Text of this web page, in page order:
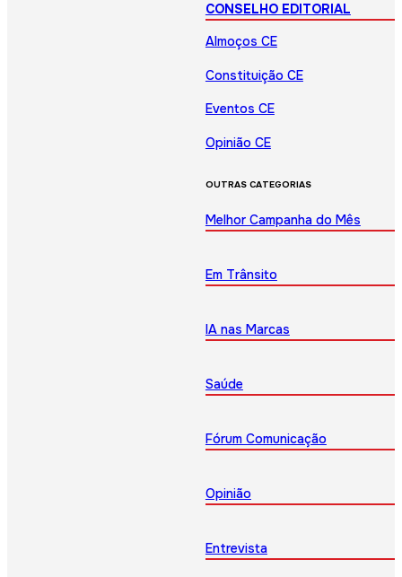
CONSELHO EDITORIAL
Almoços CE
Constituição CE
Eventos CE
Opinião CE
OUTRAS CATEGORIAS
Melhor Campanha do Mês
Em Trânsito
IA nas Marcas
Saúde
Fórum Comunicação
Opinião
Entrevista